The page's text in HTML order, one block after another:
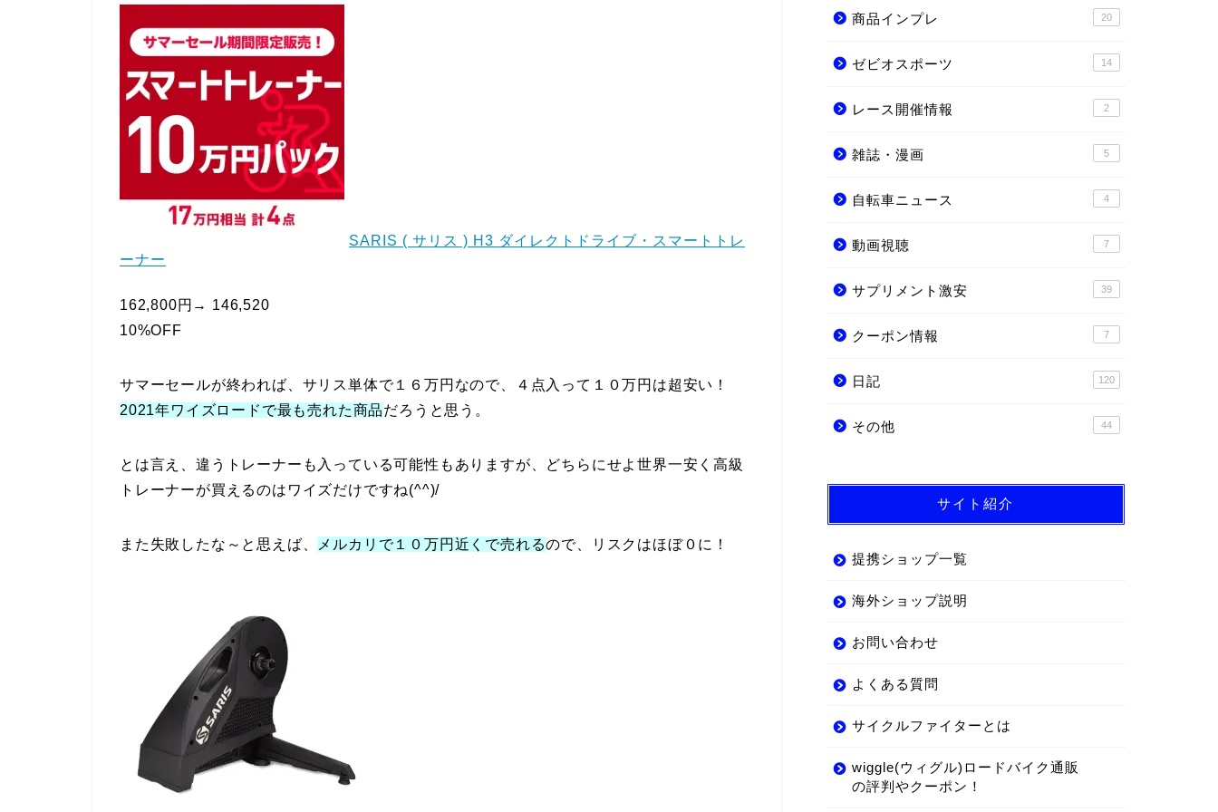
SARIS ( サリス ) H3 ダイレクトドライブ・スマートトレ
ーナー
162,800円→ 146,520
10%OFF
サマーセールが終われば、サリス単体で１６万円なので、４点入って１０万円は超安い！
2021年ワイズロードで最も売れた商品だろうと思う。
とは言え、違うトレーナーも入っている可能性もありますが、どちらにせよ世界一安く高級
トレーナーが買えるのはワイズだけですね(^^)/
また失敗したな～と思えば、 メルカリで１０万円近くで売れるので、リスクはほぼ０に！
商品インプレ 20
ゼビオスポーツ 14
レース開催情報 2
雑誌・漫画 5
自転車ニュース 4
動画視聴 7
サプリメント激安 39
クーポン情報 7
日記 120
その他 44
サイト紹介
提携ショップ一覧
海外ショップ説明
お問い合わせ
よくある質問
サイクルファイターとは
wiggle(ウィグル)ロードバイク通販
の評判やクーポン！